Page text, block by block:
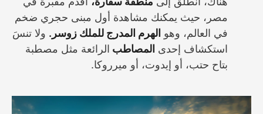
مصر، حيث يمكنك مشاهدة أول مبنى حجري ضخم
في العالم، وهو الهرم المدرج للملك زوسر. ولا تنسَ
استكشاف إحدى المصاطب الرائعة مثل مصطبة
بتاح حتب، أو إيدوت، أو ميرروكا.